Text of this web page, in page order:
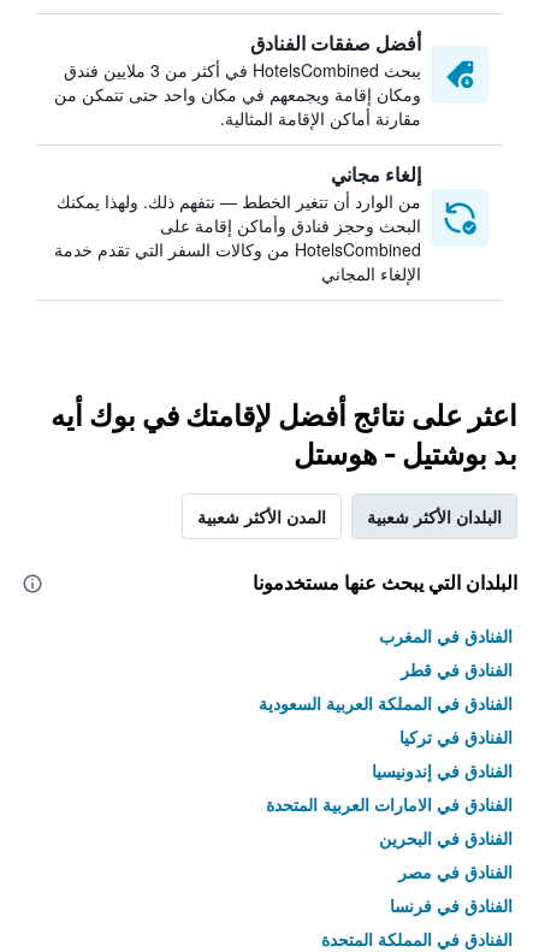
أفضل صفقات الفنادق
يبحث HotelsCombined في أكثر من 3 ملايين فندق
ومكان إقامة ويجمعهم في مكان واحد حتى تتمكن من
مقارنة أماكن الإقامة المثالية.
إلغاء مجاني
من الوارد أن تتغير الخطط — نتفهم ذلك. ولهذا يمكنك
البحث وحجز فنادق وأماكن إقامة على
HotelsCombined من وكالات السفر التي تقدم خدمة
الإلغاء المجاني
اعثر على نتائج أفضل لإقامتك في بوك أيه
بد بوشتيل - هوستل
البلدان الأكثر شعبية المدن الأكثر شعبية
البلدان التي يبحث عنها مستخدمونا
الفنادق في المغرب
الفنادق في قطر
الفنادق في المملكة العربية السعودية
الفنادق في تركيا
الفنادق في إندونيسيا
الفنادق في الامارات العربية المتحدة
الفنادق في البحرين
الفنادق في مصر
الفنادق في فرنسا
الفنادق في المملكة المتحدة